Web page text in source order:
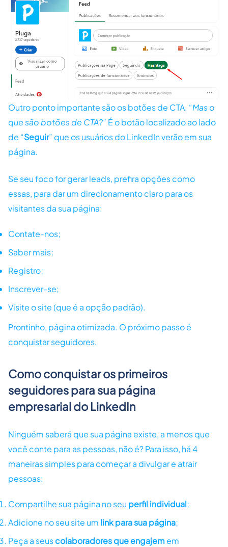
Outro ponto importante são os botões de CTA. “Mas o
que são botões de CTA?” É o botão localizado ao lado
de “Seguir” que os usuários do LinkedIn verão em sua
página.
Se seu foco for gerar leads, prefira opções como
essas, para dar um direcionamento claro para os
visitantes da sua página:
Contate-nos;
Saber mais;
Registro;
Inscrever-se;
Visite o site (que é a opção padrão).
Prontinho, página otimizada. O próximo passo é
conquistar seguidores.
Como conquistar os primeiros
seguidores para sua página
empresarial do LinkedIn
Ninguém saberá que sua página existe, a menos que
você conte para as pessoas, não é? Para isso, há 4
maneiras simples para começar a divulgar e atrair
pessoas:
Compartilhe sua página no seu perfil individual;
Adicione no seu site um link para sua página;
Peça a seuscolaboradores que engajemem